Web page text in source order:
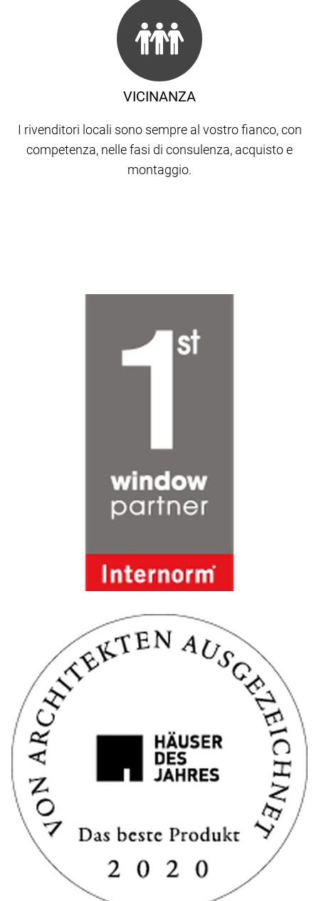
VICINANZA
I rivenditori locali sono sempre al vostro fianco, con
competenza, nelle fasi di consulenza, acquisto e
montaggio.